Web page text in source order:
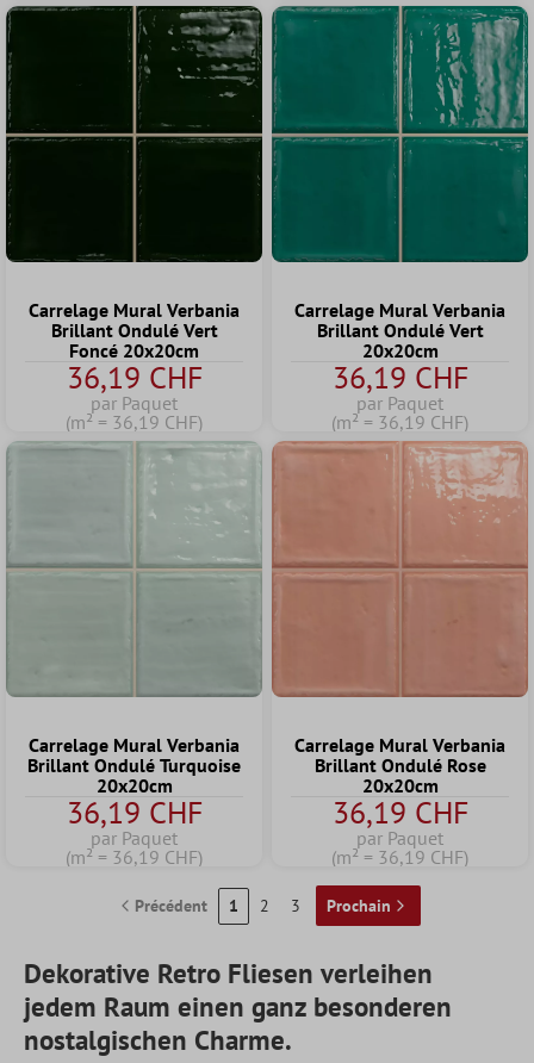
Carrelage Mural Verbania
Brillant Ondulé Vert
Foncé 20x20cm
36,19 CHF
par Paquet
(m² = 36,19 CHF)
Carrelage Mural Verbania
Brillant Ondulé Vert
20x20cm
36,19 CHF
par Paquet
(m² = 36,19 CHF)
Carrelage Mural Verbania
Brillant Ondulé Turquoise
20x20cm
36,19 CHF
par Paquet
(m² = 36,19 CHF)
Carrelage Mural Verbania
Brillant Ondulé Rose
20x20cm
36,19 CHF
par Paquet
(m² = 36,19 CHF)
Précédent 1 2 3 Prochain
Dekorative Retro Fliesen verleihen
jedem Raum einen ganz besonderen
nostalgischen Charme.